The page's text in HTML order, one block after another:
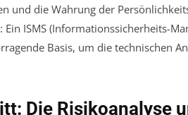
und die Wahrung der
ISMS (Informationssicherheits-
Basis, um die technischen
Die Risikoanalyse